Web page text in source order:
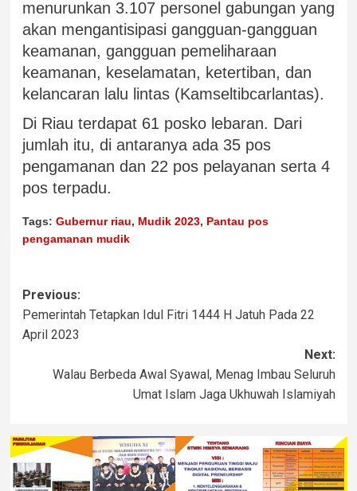
menurunkan 3.107 personel gabungan yang
akan mengantisipasi gangguan-gangguan
keamanan, gangguan pemeliharaan
keamanan, keselamatan, ketertiban, dan
kelancaran lalu lintas (Kamseltibcarlantas).
Di Riau terdapat 61 posko lebaran. Dari
jumlah itu, di antaranya ada 35 pos
pengamanan dan 22 pos pelayanan serta 4
pos terpadu.
Tags: Gubernur riau, Mudik 2023, Pantau pos
pengamanan mudik
Previous:
Pemerintah Tetapkan Idul Fitri 1444 H Jatuh Pada 22
April 2023
Next:
Walau Berbeda Awal Syawal, Menag Imbau Seluruh
Umat Islam Jaga Ukhuwah Islamiyah